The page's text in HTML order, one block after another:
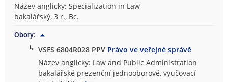
Název anglicky: Specialization in Law
bakalářský, 3 r., Bc.
Obory:
↳ VSFS 6804R028 PPV Právo ve veřejné správě
Název anglicky: Law and Public Administration
bakalářské prezenční jednooborové, vyučovací